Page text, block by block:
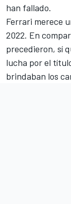
han fallado.
Ferrari merece
2022. En
precedieron, sí
lucha por el
brindaban los